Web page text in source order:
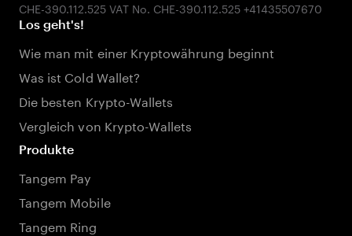
Los geht's!
Wie man mit einer Kryptowährung beginnt
Was ist Cold Wallet?
Die besten Krypto-Wallets
Vergleich von Krypto-Wallets
Produkte
Tangem Pay
Tangem Mobile
Tangem Ring